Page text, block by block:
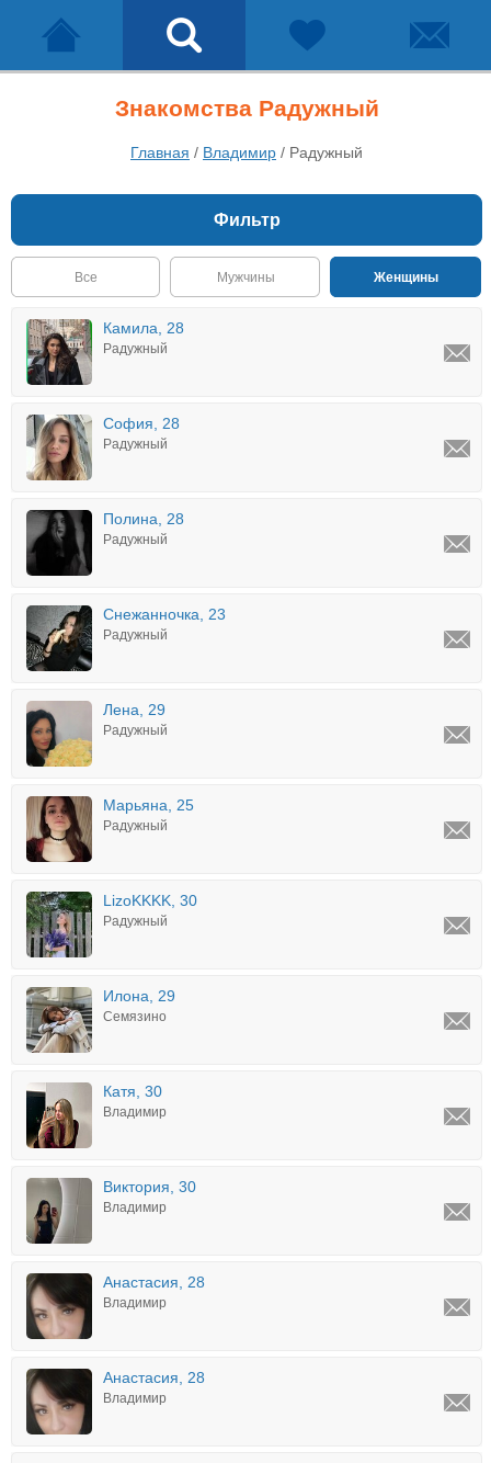
Знакомства Радужный
Главная / Владимир / Радужный
Фильтр
Все Мужчины Женщины
Камила, 28
Радужный
София, 28
Радужный
Полина, 28
Радужный
Снежанночка, 23
Радужный
Лена, 29
Радужный
Марьяна, 25
Радужный
LizoKKKK, 30
Радужный
Илона, 29
Семязино
Катя, 30
Владимир
Виктория, 30
Владимир
Анастасия, 28
Владимир
Анастасия, 28
Владимир